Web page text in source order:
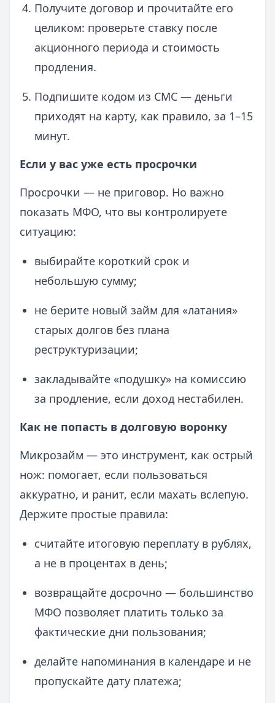
Получите договор и прочитайте его
целиком: проверьте ставку после
акционного периода и стоимость
продления.
Подпишите кодом из СМС — деньги
приходят на карту, как правило, за 1–15
минут.
Если у вас уже есть просрочки
Просрочки — не приговор. Но важно
показать МФО, что вы контролируете
ситуацию:
выбирайте короткий срок и
небольшую сумму;
не берите новый займ для «латания»
старых долгов без плана
реструктуризации;
закладывайте «подушку» на комиссию
за продление, если доход нестабилен.
Как не попасть в долговую воронку
Микрозайм — это инструмент, как острый
нож: помогает, если пользоваться
аккуратно, и ранит, если махать вслепую.
Держите простые правила:
считайте итоговую переплату в рублях,
а не в процентах в день;
возвращайте досрочно — большинство
МФО позволяет платить только за
фактические дни пользования;
делайте напоминания в календаре и не
пропускайте дату платежа;